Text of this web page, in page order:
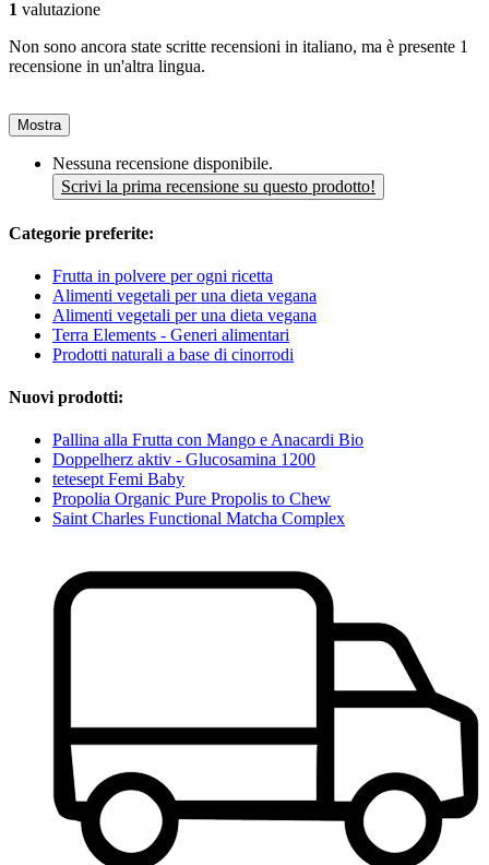
1 valutazione
Non sono ancora state scritte recensioni in italiano, ma è presente 1
recensione in un'altra lingua.
Mostra
Nessuna recensione disponibile.
Scrivi la prima recensione su questo prodotto!
Categorie preferite:
Frutta in polvere per ogni ricetta
Alimenti vegetali per una dieta vegana
Alimenti vegetali per una dieta vegana
Terra Elements - Generi alimentari
Prodotti naturali a base di cinorrodi
Nuovi prodotti:
Pallina alla Frutta con Mango e Anacardi Bio
Doppelherz aktiv - Glucosamina 1200
tetesept Femi Baby
Propolia Organic Pure Propolis to Chew
Saint Charles Functional Matcha Complex